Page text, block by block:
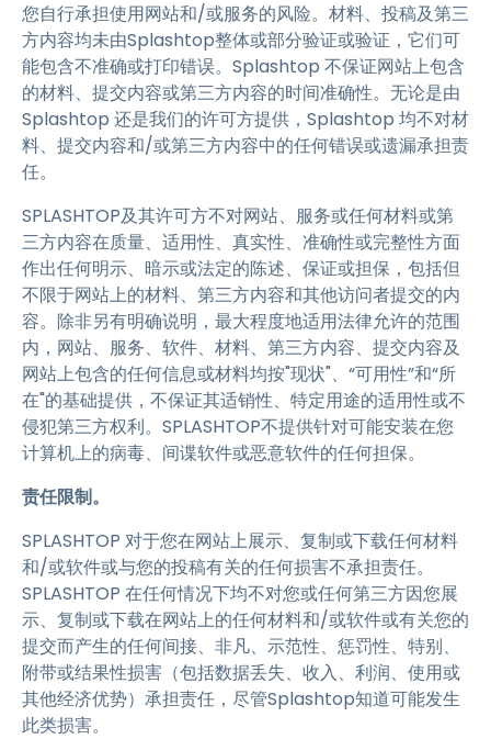
您自行承担使用网站和/或服务的风险。材料、投稿及第三
方内容均未由Splashtop整体或部分验证或验证，它们可
能包含不准确或打印错误。Splashtop 不保证网站上包含
的材料、提交内容或第三方内容的时间准确性。无论是由
Splashtop 还是我们的许可方提供，Splashtop 均不对材
料、提交内容和/或第三方内容中的任何错误或遗漏承担责
任。
SPLASHTOP及其许可方不对网站、服务或任何材料或第
三方内容在质量、适用性、真实性、准确性或完整性方面
作出任何明示、暗示或法定的陈述、保证或担保，包括但
不限于网站上的材料、第三方内容和其他访问者提交的内
容。除非另有明确说明，最大程度地适用法律允许的范围
内，网站、服务、软件、材料、第三方内容、提交内容及
网站上包含的任何信息或材料均按"现状"、“可用性”和“所
在"的基础提供，不保证其适销性、特定用途的适用性或不
侵犯第三方权利。SPLASHTOP不提供针对可能安装在您
计算机上的病毒、间谍软件或恶意软件的任何担保。
责任限制。
SPLASHTOP 对于您在网站上展示、复制或下载任何材料
和/或软件或与您的投稿有关的任何损害不承担责任。
SPLASHTOP 在任何情况下均不对您或任何第三方因您展
示、复制或下载在网站上的任何材料和/或软件或有关您的
提交而产生的任何间接、非凡、示范性、惩罚性、特别、
附带或结果性损害（包括数据丢失、收入、利润、使用或
其他经济优势）承担责任，尽管Splashtop知道可能发生
此类损害。